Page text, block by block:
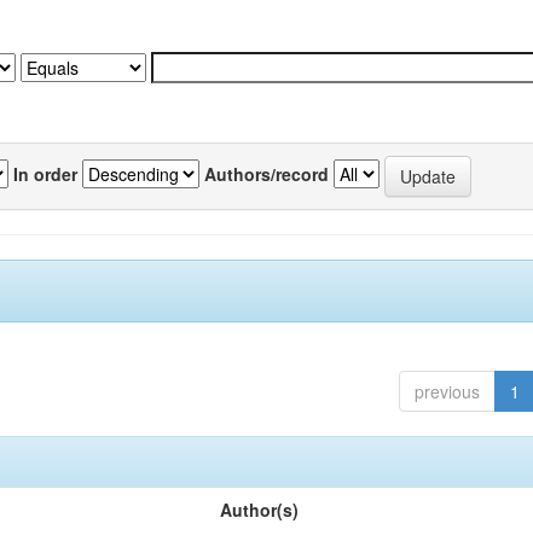
In order Authors/record
previous 1
Author(s)